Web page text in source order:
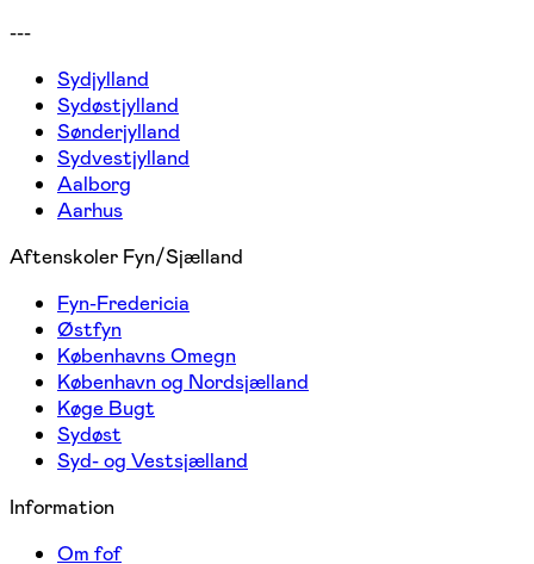
---
Sydjylland
Sydøstjylland
Sønderjylland
Sydvestjylland
Aalborg
Aarhus
Aftenskoler Fyn/Sjælland
Fyn-Fredericia
Østfyn
Københavns Omegn
København og Nordsjælland
Køge Bugt
Sydøst
Syd- og Vestsjælland
Information
Om fof